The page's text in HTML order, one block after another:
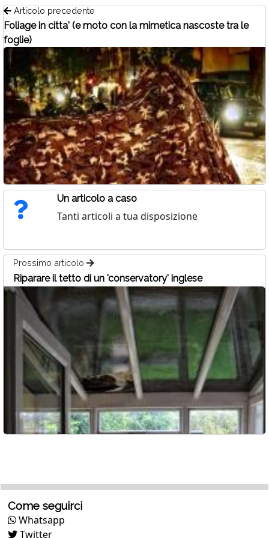
Articolo precedente
Foliage in citta' (e moto con la mimetica nascoste tra le
foglie)
Un articolo a caso
Tanti articoli a tua disposizione
Prossimo articolo
Riparare il tetto di un 'conservatory' inglese
Come seguirci
Whatsapp
Twitter